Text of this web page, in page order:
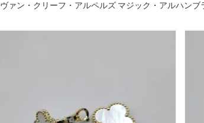
ヴァン・クリーフ・アルペルズ マジック・アルハン